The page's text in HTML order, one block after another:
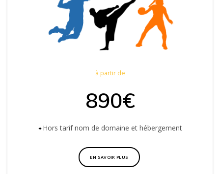
à partir de
890€
Hors tarif nom de domaine et hébergement
EN SAVOIR PLUS